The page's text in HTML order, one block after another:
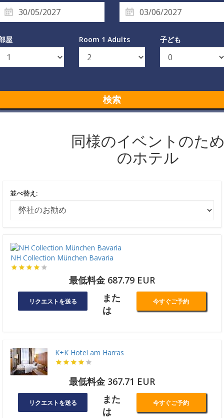
屋 Room 1 Adults 子ども
検索
同様のイベントのた
のホテル
並べ替え:
NH Collection München Bavaria
最低料金 687.79 EUR
リクエストを送る
また
は
今すぐご予約
K+K Hotel am Harras
最低料金 367.71 EUR
リクエストを送る
また
は
今すぐご予約